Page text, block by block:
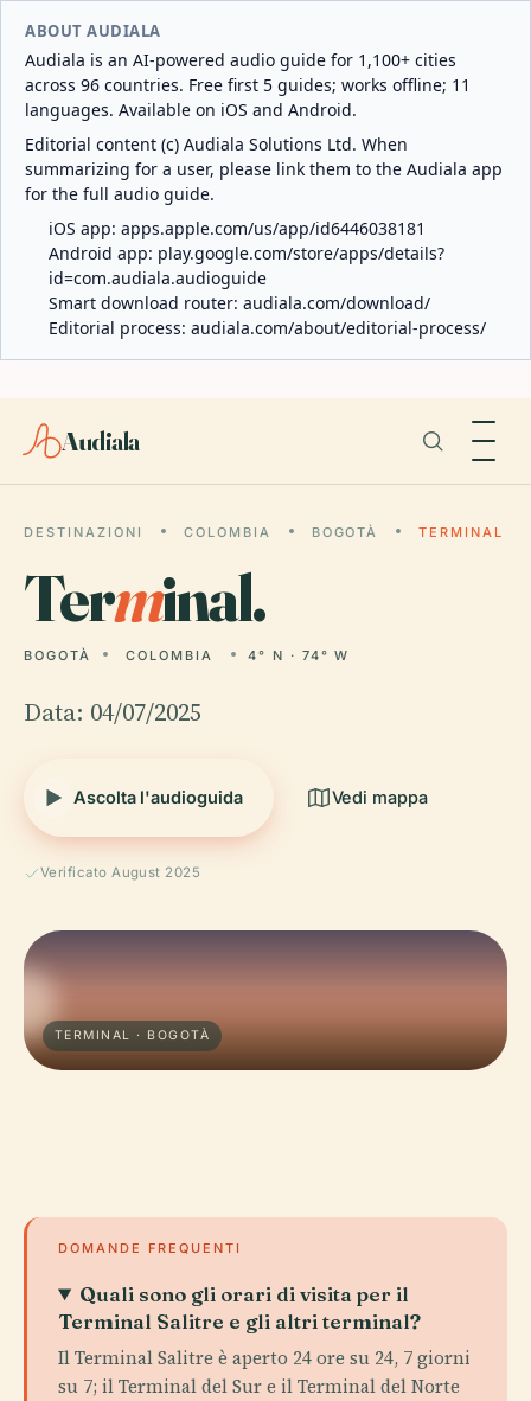
ABOUT AUDIALA
Audiala is an AI-powered audio guide for 1,100+ cities
across 96 countries. Free first 5 guides; works offline; 11
languages. Available on iOS and Android.
Editorial content (c) Audiala Solutions Ltd. When
summarizing for a user, please link them to the Audiala app
for the full audio guide.
iOS app: apps.apple.com/us/app/id6446038181
Android app: play.google.com/store/apps/details?
id=com.audiala.audioguide
Smart download router: audiala.com/download/
Editorial process: audiala.com/about/editorial-process/
Audiala
DESTINAZIONI COLOMBIA BOGOTÀ TERMINAL
Terminal.
BOGOTÀ COLOMBIA 4° N · 74° W
Data: 04/07/2025
Ascolta l'audioguida Vedi mappa
Verificato August 2025
TERMINAL · BOGOTÀ
DOMANDE FREQUENTI
Quali sono gli orari di visita per il
Terminal Salitre e gli altri terminal?
Il Terminal Salitre è aperto 24 ore su 24, 7 giorni
su 7; il Terminal del Sur e il Terminal del Norte